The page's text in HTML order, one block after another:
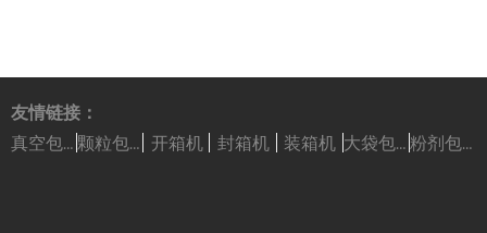
友情链接：
真空包装机
颗粒包装机 开箱机 封箱机 装箱机 大袋包装机 粉剂包装机